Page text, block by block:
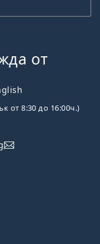
от
от 8:30 до 16:00ч.)